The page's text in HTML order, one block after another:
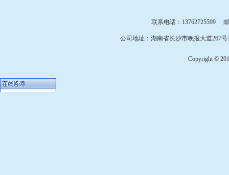
联系电话：13762725599
公司地址：湖南省长沙市晚报大道267
Copyright ©